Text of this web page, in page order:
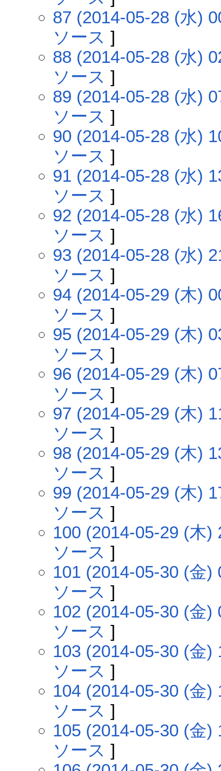
87 (2014-05-28 (水)
ソース ]
88 (2014-05-28 (水)
ソース ]
89 (2014-05-28 (水)
ソース ]
90 (2014-05-28 (水)
ソース ]
91 (2014-05-28 (水)
ソース ]
92 (2014-05-28 (水)
ソース ]
93 (2014-05-28 (水)
ソース ]
94 (2014-05-29 (木)
ソース ]
95 (2014-05-29 (木)
ソース ]
96 (2014-05-29 (木)
ソース ]
97 (2014-05-29 (木)
ソース ]
98 (2014-05-29 (木)
ソース ]
99 (2014-05-29 (木)
ソース ]
100 (2014-05-29 (木)
ソース ]
101 (2014-05-30 (金)
ソース ]
102 (2014-05-30 (金)
ソース ]
103 (2014-05-30 (金)
ソース ]
104 (2014-05-30 (金)
ソース ]
105 (2014-05-30 (金)
ソース ]